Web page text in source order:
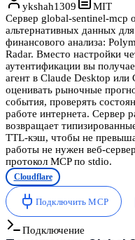
ykshah1309
MIT
Сервер global-sentinel-mcp
альтернативных данных
финансового анализа:
Radar. Вместо настройки
аутентификации вы
агент в Claude Desktop
оценивать рыночные
события, проверять
работе интернета. Сервер
возвращает
TTL-кэш, чтобы не
работы не нужен веб-
протокол MCP по stdio.
Cloudflare
Подключить MCP
Подключение